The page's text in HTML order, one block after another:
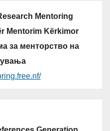
Mentoring
Mentorim Kërkimor
за менторство на